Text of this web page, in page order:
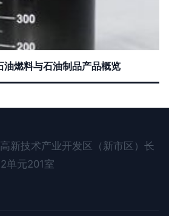
燃料与石油制品产品概览
新技术产业开发区（新市区）长
单元201室